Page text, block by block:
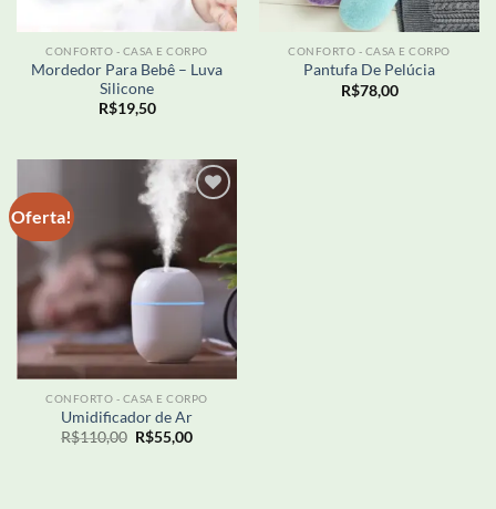
CONFORTO - CASA E CORPO
Mordedor Para Bebê – Luva
Silicone
R$19,50
CONFORTO - CASA E CORPO
Pantufa De Pelúcia
R$78,00
Oferta!
Adicionar
aos meus
desejos
CONFORTO - CASA E CORPO
Umidificador de Ar
R$110,00 O
preço
R$55,00O